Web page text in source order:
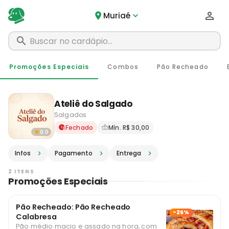
Muriaé
0.0
Ateliê do Salgado
Salgados
Delivery em Muriaé - MG ·
Fechado Mín. R$ 30,00
Infos Pagamento Entrega
Promoções Especiais Combos Pão Recheado
2 ITENS
Promoções Especiais
Pão Recheado: Pão Recheado
Calabresa
Pão médio macio e assado na hora, com
-25%